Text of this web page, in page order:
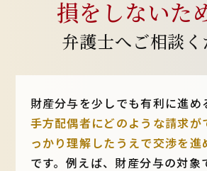
損を しないた
弁護士へご相談
財産分与を少しでも有利に進め
手方配偶者にどのような請求が
っかり理解したうえで交渉を進
です。例えば、財産分与の対象